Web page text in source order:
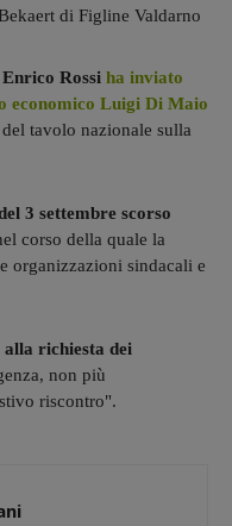
di Figline Valdarno
Rossi ha inviato
economico Luigi Di Maio
tavolo nazionale sulla
3 settembre scorso
corso della quale la
organizzazioni sindacali e
alla richiesta dei
non più
riscontro".